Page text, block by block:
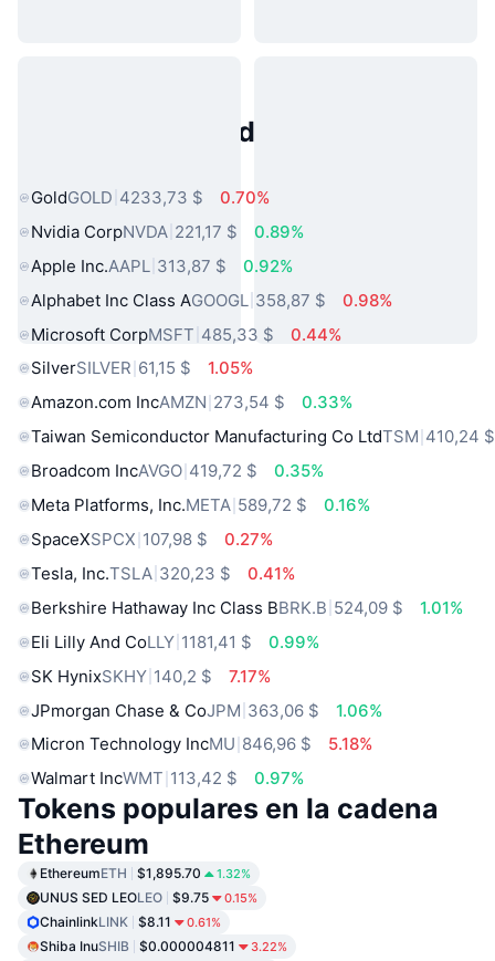
Activos del Mundo Real
GoldGOLD 4233,73 $
0.70%
Nvidia CorpNVDA 221,17 $
0.89%
Apple Inc.AAPL 313,87 $
0.92%
Alphabet Inc Class AGOOGL 358,87 $
0.98%
Microsoft CorpMSFT 485,33 $
0.44%
SilverSILVER 61,15 $
1.05%
Amazon.com IncAMZN 273,54 $
0.33%
Taiwan Semiconductor Manufacturing Co LtdTSM 410,24 $
Broadcom IncAVGO 419,72 $
0.35%
Meta Platforms, Inc.META 589,72 $
0.16%
SpaceXSPCX 107,98 $
0.27%
Tesla, Inc.TSLA 320,23 $
0.41%
Berkshire Hathaway Inc Class BBRK.B 524,09 $
1.01%
Eli Lilly And CoLLY 1181,41 $
0.99%
SK HynixSKHY 140,2 $
7.17%
JPmorgan Chase & CoJPM 363,06 $
1.06%
Micron Technology IncMU 846,96 $
5.18%
Walmart IncWMT 113,42 $ 0.97%
Tokens populares en la cadena
Ethereum
EthereumETH $1,895.70 1.32%
UNUS SED LEOLEO $9.75 0.15%
ChainlinkLINK $8.11 0.61%
Shiba InuSHIB $0.000004811 3.22%